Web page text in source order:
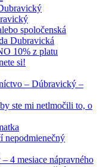
spoločenská
Dubravická
10% z platu
si!
– Dúbravický –
ste mi netlmočili to, o
nepodmienečný
4 mesiace nápravného